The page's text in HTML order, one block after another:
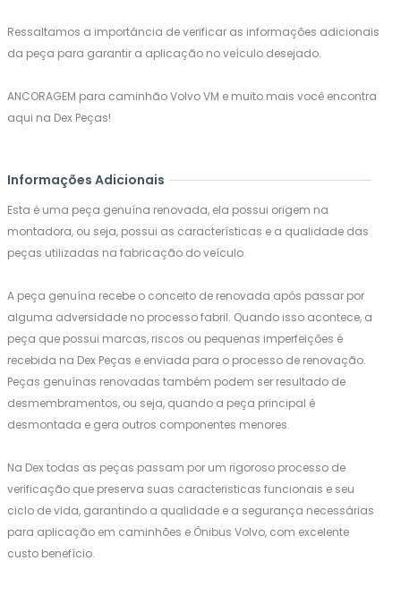
Ressaltamos a importância de verificar as informações adicionais
da peça para garantir a aplicação no veículo desejado.
ANCORAGEM para caminhão Volvo VM e muito mais você encontra
aqui na Dex Peças!
Informações Adicionais
Esta é uma peça genuína renovada, ela possui origem na
montadora, ou seja, possui as características e a qualidade das
peças utilizadas na fabricação do veículo.
A peça genuína recebe o conceito de renovada após passar por
alguma adversidade no processo fabril. Quando isso acontece, a
peça que possui marcas, riscos ou pequenas imperfeições é
recebida na Dex Peças e enviada para o processo de renovação.
Peças genuínas renovadas também podem ser resultado de
desmembramentos, ou seja, quando a peça principal é
desmontada e gera outros componentes menores.
Na Dex todas as peças passam por um rigoroso processo de
verificação que preserva suas caracteristicas funcionais e seu
ciclo de vida, garantindo a qualidade e a segurança necessárias
para aplicação em caminhões e Ônibus Volvo, com excelente
custo benefício.